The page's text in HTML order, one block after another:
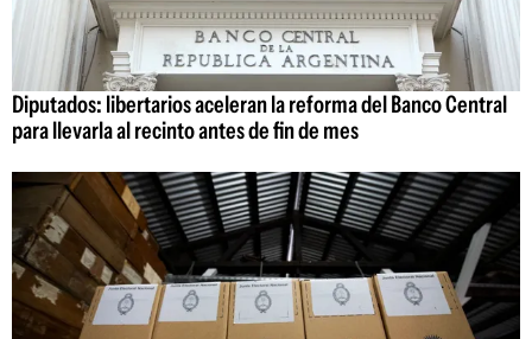
Diputados: libertarios aceleran la reforma del Banco Central
para llevarla al recinto antes de fin de mes